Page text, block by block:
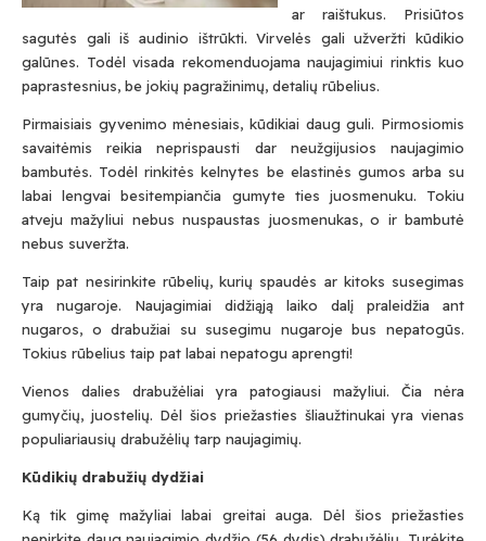
ar raištukus. Prisiūtos
sagutės gali iš audinio ištrūkti. Virvelės gali užveržti kūdikio
galūnes. Todėl visada rekomenduojama naujagimiui rinktis kuo
paprastesnius, be jokių pagražinimų, detalių rūbelius.
Pirmaisiais gyvenimo mėnesiais, kūdikiai daug guli. Pirmosiomis
savaitėmis reikia neprispausti dar neužgijusios naujagimio
bambutės. Todėl rinkitės kelnytes be elastinės gumos arba su
labai lengvai besitempiančia gumyte ties juosmenuku. Tokiu
atveju mažyliui nebus nuspaustas juosmenukas, o ir bambutė
nebus suveržta.
Taip pat nesirinkite rūbelių, kurių spaudės ar kitoks susegimas
yra nugaroje. Naujagimiai didžiąją laiko dalį praleidžia ant
nugaros, o drabužiai su susegimu nugaroje bus nepatogūs.
Tokius rūbelius taip pat labai nepatogu aprengti!
Vienos dalies drabužėliai yra patogiausi mažyliui. Čia nėra
gumyčių, juostelių. Dėl šios priežasties šliaužtinukai yra vienas
populiariausių drabužėlių tarp naujagimių.
Kūdikių drabužių dydžiai
Ką tik gimę mažyliai labai greitai auga. Dėl šios priežasties